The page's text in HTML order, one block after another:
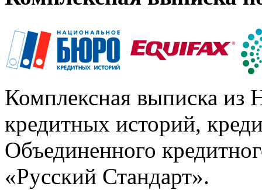
Комплексная выписка из
кредитных историй,
Объединенного
«Русский Стандарт».